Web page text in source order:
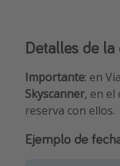
Detalles de
Importante: en
Skyscanner, en el
reserva con ellos.
Ejemplo de